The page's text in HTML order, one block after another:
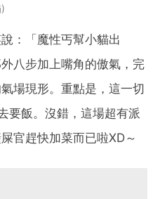
：「魔性丐幫小貓出
八步加上嘴角的傲氣，完
場現形。重點是，這一切
要飯。沒錯，這場超有派
官趕快加菜而已啦XD～